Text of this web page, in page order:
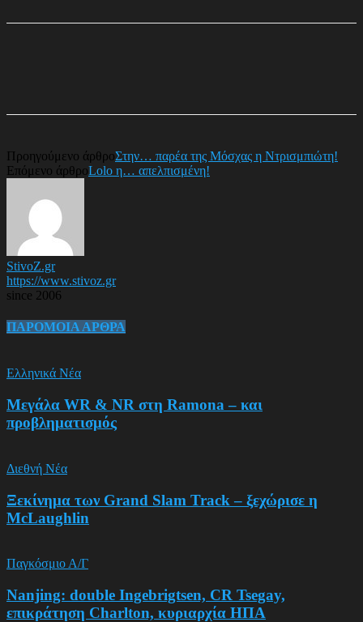
Προηγούμενο άρθροΣτην… παρέα της Μόσχας η Ντρισμπιώτη!
Επόμενο άρθροLolo η… απελπισμένη!
StivoZ.gr
https://www.stivoz.gr
since 2006
ΠΑΡΟΜΟΙΑ ΑΡΘΡΑ
Ελληνικά Νέα
Μεγάλα WR & NR στη Ramona – και
προβληματισμός
Διεθνή Νέα
Ξεκίνημα των Grand Slam Track – ξεχώρισε η
McLaughlin
Παγκόσμιο Α/Γ
Nanjing: double Ingebrigtsen, CR Tsegay,
επικράτηση Charlton, κυριαρχία ΗΠΑ